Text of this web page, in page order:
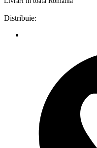
Distribuie: